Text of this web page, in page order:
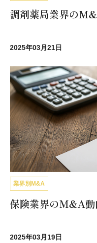
調剤薬局業界の
2025年03月21日
業界別M&A
保険業界のM&A動
2025年03月19日